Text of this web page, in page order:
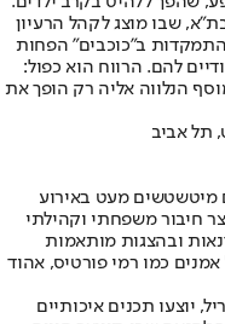
שבו מוצג לקהל הרעיון
התמקדות ב"כוכבים" הפחות
להם. הרווח הוא כפול:
הנלווה אליה רק הופך את
תל אביב
מיטשטשים מעט באירוע
חיבור משפחתי וקהילתי
ובהצגות מותאמות
אמנים כמו רמי פורטיס, אהוד
האירוע, שיתקיים עד 15 באפריל, יוצעו תכנים איכותיים